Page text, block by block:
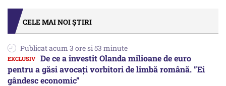
CELE MAI NOI ȘTIRI
Publicat acum 3 ore si 53 minute
De ce a investit Olanda milioane de euro
pentru a găsi avocați vorbitori de limbă română. ”Ei
gândesc economic”